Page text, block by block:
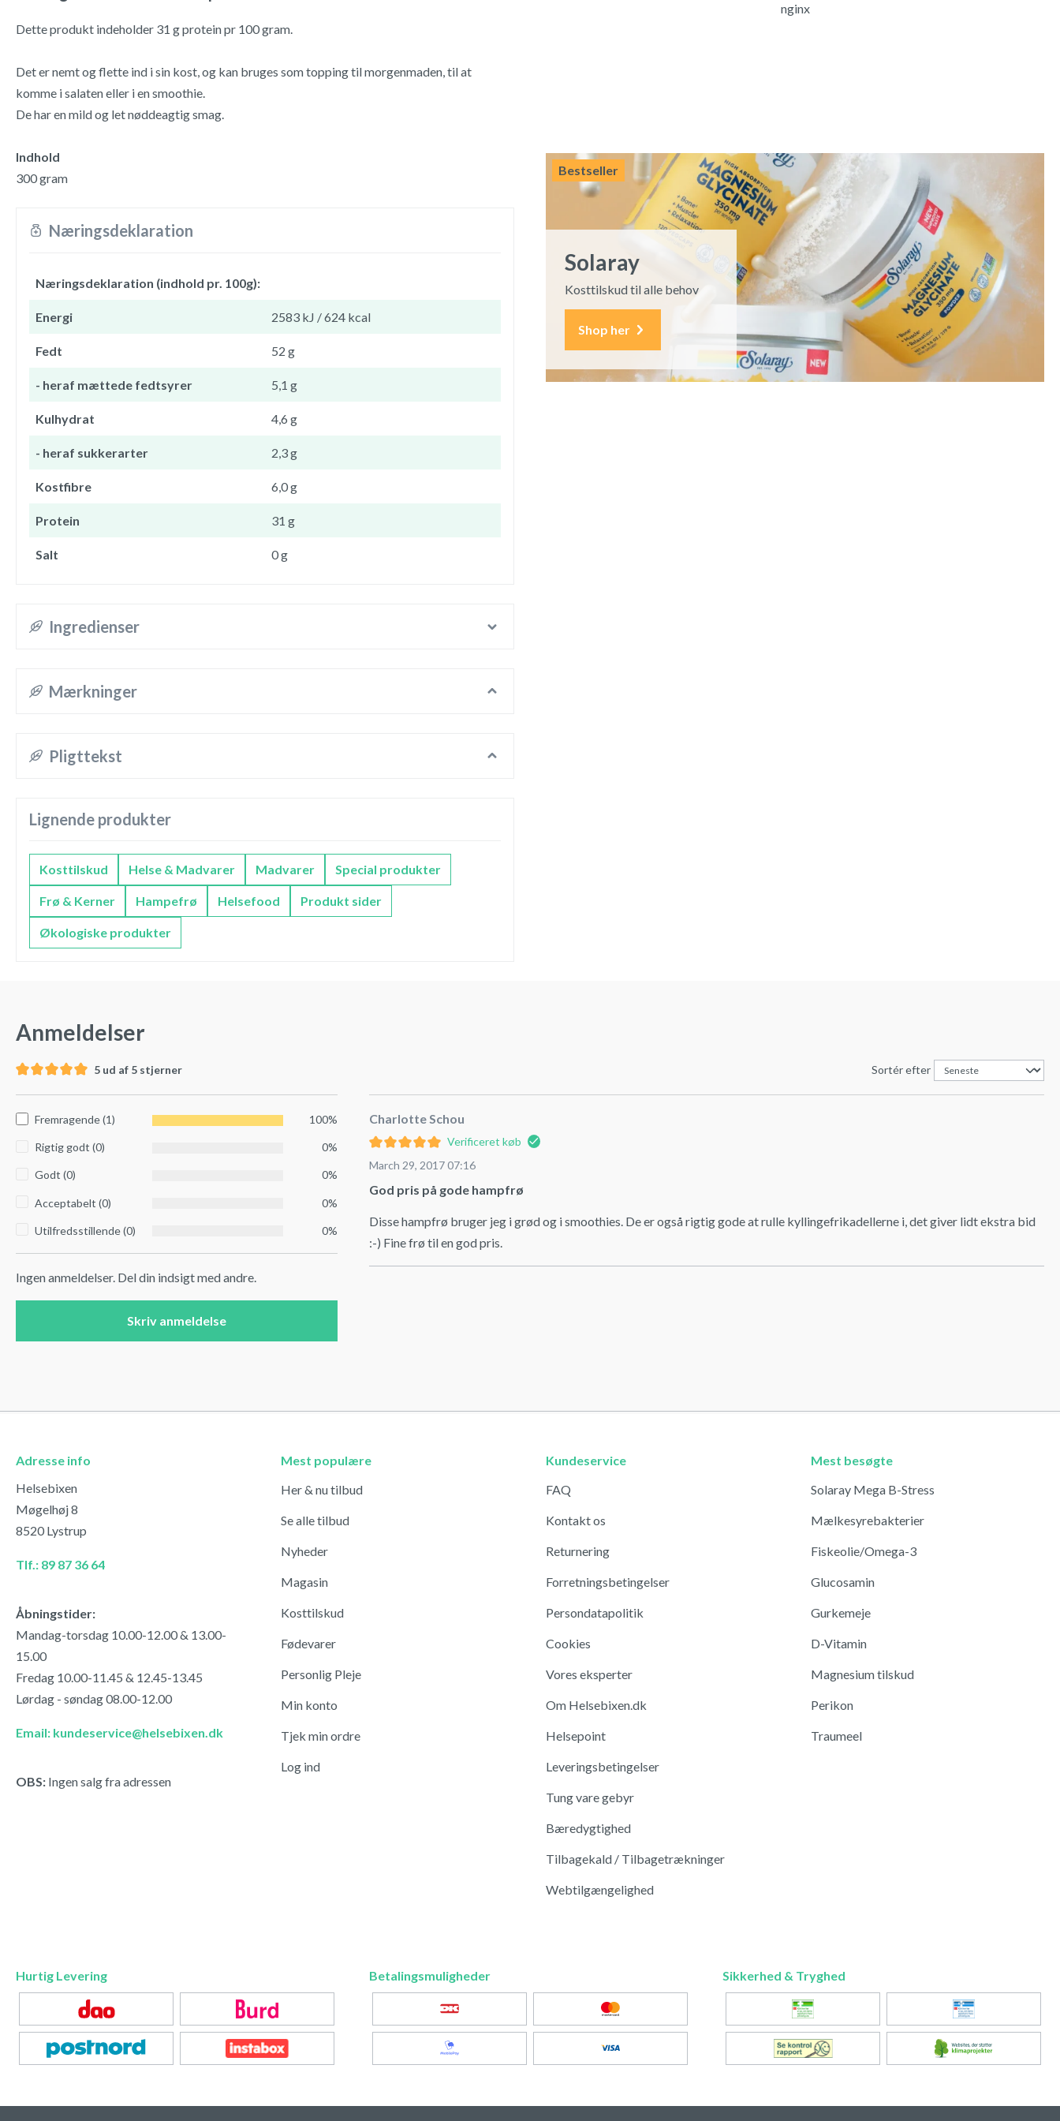
Dette produkt indeholder 31 g protein pr 100 gram.
Det er nemt og flette ind i sin kost, og kan bruges som topping til morgenmaden, til at
komme i salaten eller i en smoothie.
De har en mild og let nøddeagtig smag.
Indhold
300 gram
Næringsdeklaration
Næringsdeklaration (indhold pr. 100g):
Energi 2583 kJ / 624 kcal
Fedt 52 g
- heraf mættede fedtsyrer 5,1 g
Kulhydrat 4,6 g
- heraf sukkerarter 2,3 g
Kostfibre 6,0 g
Protein 31 g
Salt 0 g
Ingredienser
Mærkninger
Pligttekst
Lignende produkter
Kosttilskud Helse & Madvarer Madvarer Special produkter
Frø & Kerner Hampefrø Helsefood Produkt sider
Økologiske produkter
nginx
Bestseller
Solaray
Kosttilskud til alle behov
Shop her
Anmeldelser
5 ud af 5 stjerner
Fremragende (1) 100%
Rigtig godt (0) 0%
Godt (0) 0%
Acceptabelt (0) 0%
Utilfredsstillende (0) 0%
Ingen anmeldelser. Del din indsigt med andre.
Skriv anmeldelse
Sortér efter
Charlotte Schou
Verificeret køb
March 29, 2017 07:16
God pris på gode hampfrø
Disse hampfrø bruger jeg i grød og i smoothies. De er også rigtig gode at rulle kyllingefrikadellerne i, det giver lidt ekstra bid
:-) Fine frø til en god pris.
Adresse info
Helsebixen
Møgelhøj 8
8520 Lystrup
Tlf.: 89 87 36 64
Åbningstider:
Mandag-torsdag 10.00-12.00 & 13.00-
15.00
Fredag 10.00-11.45 & 12.45-13.45
Lørdag - søndag 08.00-12.00
Email: kundeservice@helsebixen.dk
OBS: Ingen salg fra adressen
Mest populære
Her & nu tilbud
Se alle tilbud
Nyheder
Magasin
Kosttilskud
Fødevarer
Personlig Pleje
Min konto
Tjek min ordre
Log ind
Kundeservice
FAQ
Kontakt os
Returnering
Forretningsbetingelser
Persondatapolitik
Cookies
Vores eksperter
Om Helsebixen.dk
Helsepoint
Leveringsbetingelser
Tung vare gebyr
Bæredygtighed
Tilbagekald / Tilbagetrækninger
Webtilgængelighed
Mest besøgte
Solaray Mega B-Stress
Mælkesyrebakterier
Fiskeolie/Omega-3
Glucosamin
Gurkemeje
D-Vitamin
Magnesium tilskud
Perikon
Traumeel
Hurtig Levering Betalingsmuligheder Sikkerhed & Tryghed